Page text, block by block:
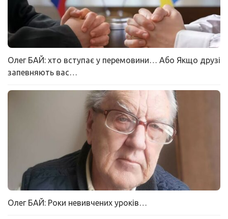
Олег БАЙ: хто вступає у перемовини… Або Якщо друзі
запевняють вас…
Олег БАЙ: Роки невивчених уроків…